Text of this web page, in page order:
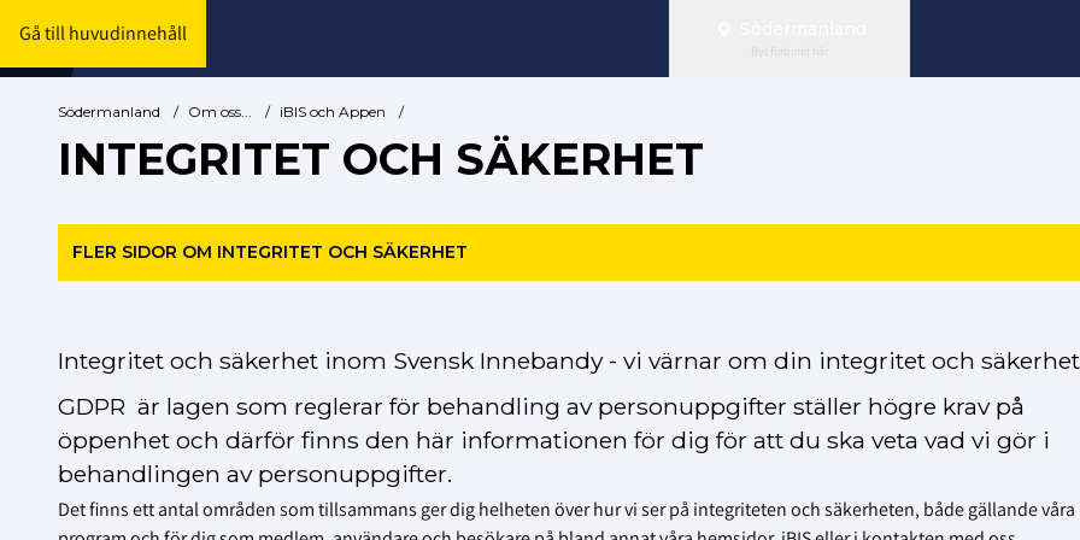
Gå till huvudinnehåll
Byt förbund här
Södermanland / Om oss... / iBIS och Appen /
INTEGRITET OCH SÄKERHET
FLER SIDOR OM INTEGRITET OCH SÄKERHET
Integritet och säkerhet inom Svensk Innebandy - vi värnar om din integritet och
GDPR är lagen som reglerar för behandling av personuppgifter ställer högre krav på
öppenhet och därför finns den här informationen för dig för att du ska veta vad vi gör i
behandlingen av personuppgifter.
Det finns ett antal områden som tillsammans ger dig helheten över hur vi ser på integriteten och säkerheten, både gällande våra